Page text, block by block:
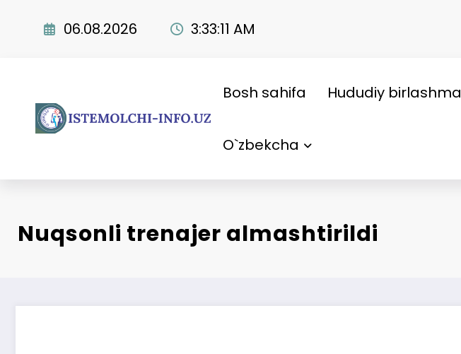
06.08.2026 3:33:12 AM
Bosh sahifa Hududiy birlashma
O`zbekcha
Nuqsonli trenajer almashtirildi